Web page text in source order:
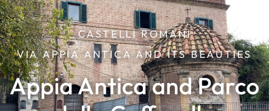
CASTELLI ROMANI
VIA APPIA ANTICA AND ITS BEAUTIES
Appia Antica and Parco